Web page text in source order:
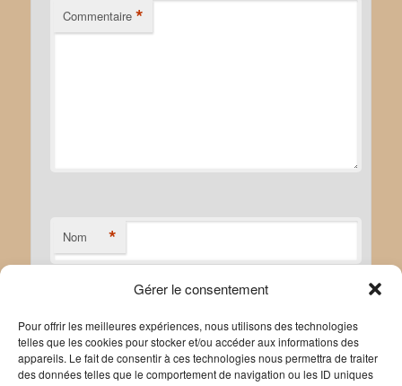
Gérer le consentement
Pour offrir les meilleures expériences, nous utilisons des technologies
telles que les cookies pour stocker et/ou accéder aux informations des
appareils. Le fait de consentir à ces technologies nous permettra de traiter
des données telles que le comportement de navigation ou les ID uniques
Commentaire *
Nom *
E-mail *